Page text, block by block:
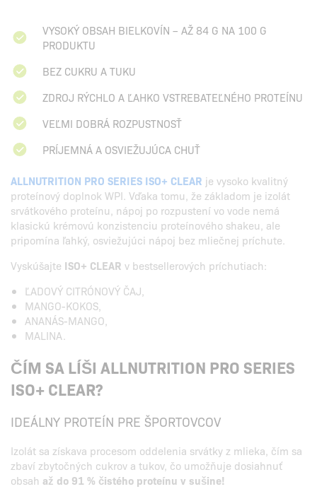
VYSOKÝ OBSAH BIELKOVÍN – AŽ 84 G NA 100 G
PRODUKTU
BEZ CUKRU A TUKU
ZDROJ RÝCHLO A ĽAHKO VSTREBATEĽNÉHO PROTEÍNU
VEĽMI DOBRÁ ROZPUSTNOSŤ
PRÍJEMNÁ A OSVIEŽUJÚCA CHUŤ
ALLNUTRITION PRO SERIES ISO+ CLEAR je vysoko kvalitný
proteínový doplnok WPI. Vďaka tomu, že základom je izolát
srvátkového proteínu, nápoj po rozpustení vo vode nemá
klasickú krémovú konzistenciu proteínového shakeu, ale
pripomína ľahký, osviežujúci nápoj bez mliečnej príchute.
Vyskúšajte ISO+ CLEAR v bestsellerových príchutiach:
ĽADOVÝ CITRÓNOVÝ ČAJ,
MANGO-KOKOS,
ANANÁS-MANGO,
MALINA.
ČÍM SA LÍŠI ALLNUTRITION PRO SERIES
ISO+ CLEAR?
IDEÁLNY PROTEÍN PRE ŠPORTOVCOV
Izolát sa získava procesom oddelenia srvátky z mlieka, čím sa
zbaví zbytočných cukrov a tukov, čo umožňuje dosiahnuť
obsah až do 91 % čistého proteínu v sušine!